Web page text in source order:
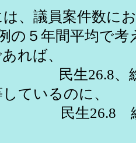
議員案件数にお
の５年間平均で考
れば、
総水29
ているのに、
26.8 総水